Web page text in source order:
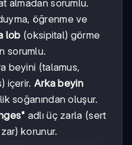
almadan sorumlu.
öğrenme ve
lob (oksipital) görme
sorumlu.
beyini (talamus,
içerir. Arka beyin
soğanından oluşur.
adlı üç zarla (sert
korunur.